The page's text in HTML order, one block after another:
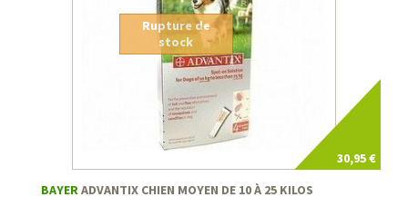
30,95 €
Rupture de
stock
BAYERADVANTIX CHIEN MOYEN DE 10 À 25 KILOS